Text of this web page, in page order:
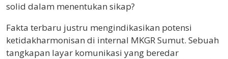
solid dalam menentukan sikap?
Fakta terbaru justru mengindikasikan potensi
ketidakharmonisan di internal MKGR Sumut. Sebuah
tangkapan layar komunikasi yang beredar